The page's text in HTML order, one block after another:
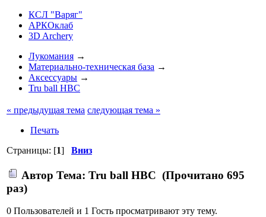
КСЛ "Варяг"
АРКОклаб
3D Archery
Лукомания →
Материально-техническая база →
Аксессуары →
Tru ball HBC
« предыдущая тема следующая тема »
Печать
Страницы: [1] Вниз
Автор Тема: Tru ball HBC (Прочитано 695
раз)
0 Пользователей и 1 Гость просматривают эту тему.